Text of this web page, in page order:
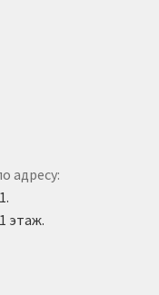
адресу:
этаж.